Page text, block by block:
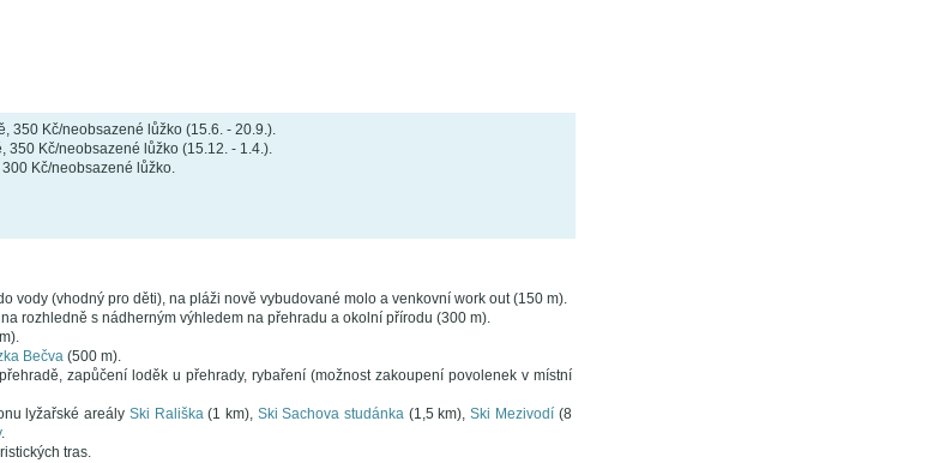
350 Kč/neobsazené lůžko (15.6. - 20.9.).
350 Kč/neobsazené lůžko (15.12. - 1.4.).
Kč/neobsazené lůžko.
vody (vhodný pro děti), na pláži nově vybudované molo a venkovní work out (150 m).
rozhledně s nádherným výhledem na přehradu a okolní přírodu (300 m).
Bečva(500 m).
zapůčení loděk u přehrady, rybaření (možnost zakoupení povolenek v místní
lyžařské areály Ski Rališka(1 km), Ski Sachova studánka (1,5 km),Ski Mezivodí(8
.
tras.